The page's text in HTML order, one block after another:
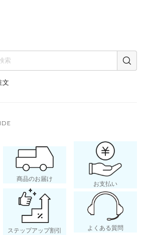
文
商品のお届け
お支払い
ステップアップ割引 よくある質問